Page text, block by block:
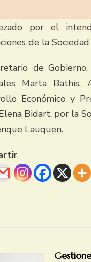
por el
de la
de
Marta
Económico y
Bidart, por la
Lauquen.